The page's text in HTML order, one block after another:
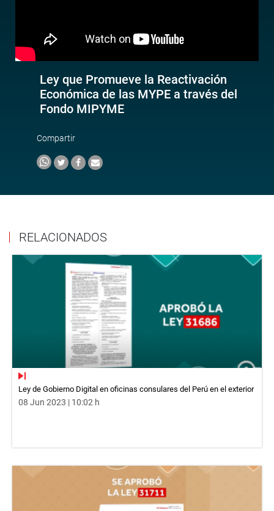
Ley que Promueve la Reactivación
Económica de las MYPE a través del
Fondo MIPYME
Compartir
RELACIONADOS
Ley de Gobierno Digital en oficinas consulares del Perú en el exterior
08 Jun 2023 | 10:02 h